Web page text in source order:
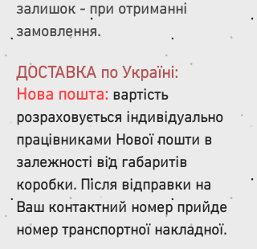
залишок - при отриманні
замовлення.
ДОСТАВКА по Україні:
Нова пошта: вартість
розраховується індивідуально
працівниками Нової пошти в
залежності від габаритів
коробки. Після відправки на
Ваш контактний номер прийде
номер транспортної накладної.